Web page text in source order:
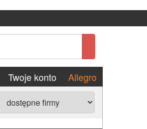
Twoje konto
Allegro